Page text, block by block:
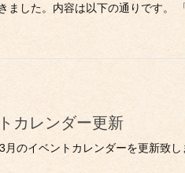
ました。内容は以下の通りです。
トカレンダー更新
月のイベントカレンダーを更新致